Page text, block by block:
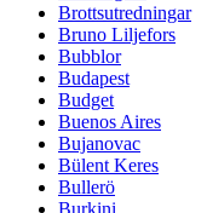
Brottsutredningar
Bruno Liljefors
Bubblor
Budapest
Budget
Buenos Aires
Bujanovac
Bülent Keres
Bullerö
Burkini